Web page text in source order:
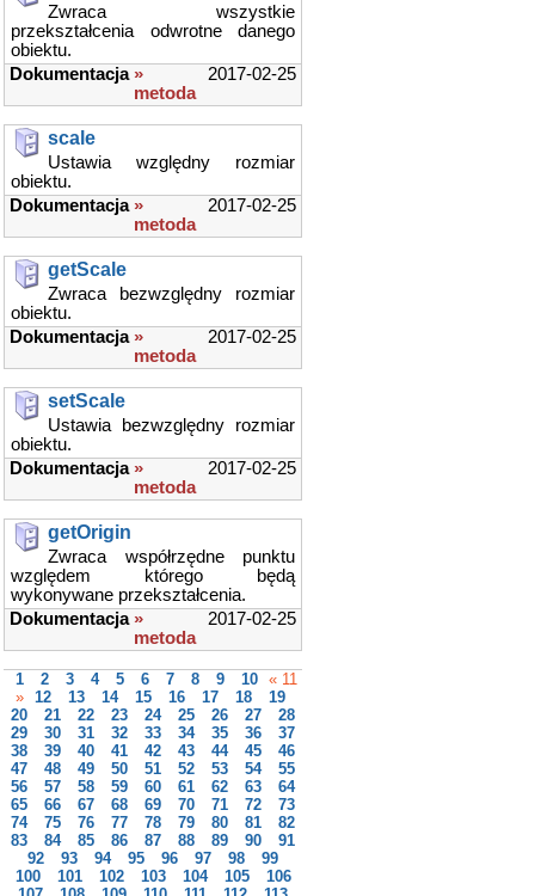
Zwraca wszystkie
przekształcenia odwrotne danego
obiektu.
2017-02-25
Dokumentacja »
metoda
scale
Ustawia względny rozmiar
obiektu.
2017-02-25
Dokumentacja »
metoda
getScale
Zwraca bezwzględny rozmiar
obiektu.
2017-02-25
Dokumentacja »
metoda
setScale
Ustawia bezwzględny rozmiar
obiektu.
2017-02-25
Dokumentacja »
metoda
getOrigin
Zwraca współrzędne punktu
względem którego będą
wykonywane przekształcenia.
2017-02-25
Dokumentacja »
metoda
1 2 3 4 5 6 7 8 9 10
« 11
»
12 13 14 15 16 17 18
19
20
21 22 23 24 25 26 27
28
29
30 31 32 33 34 35 36
37
38
39 40 41 42 43 44 45
46
47
48 49 50 51 52 53 54
55
56
57 58 59 60 61 62 63
64
65
66 67 68 69 70 71 72
73
74
75 76 77 78 79 80 81
82
83
84 85 86 87 88 89 90
91
92
93 94 95 96 97 98
99
100
101 102 103 104 105
106